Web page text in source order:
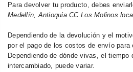
Para devolver tu producto, debes
Medellín, Antioquia CC Los Molinos
Dependiendo de la devolución y el
por el pago de los costos de envío para
Dependiendo de dónde vivas, el tiempo
intercambiado, puede variar.